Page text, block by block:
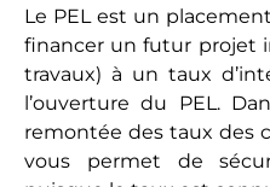
Le PEL est un
financer un futur projet
travaux) à un taux
l’ouverture du PEL.
remontée des taux des
vous permet de